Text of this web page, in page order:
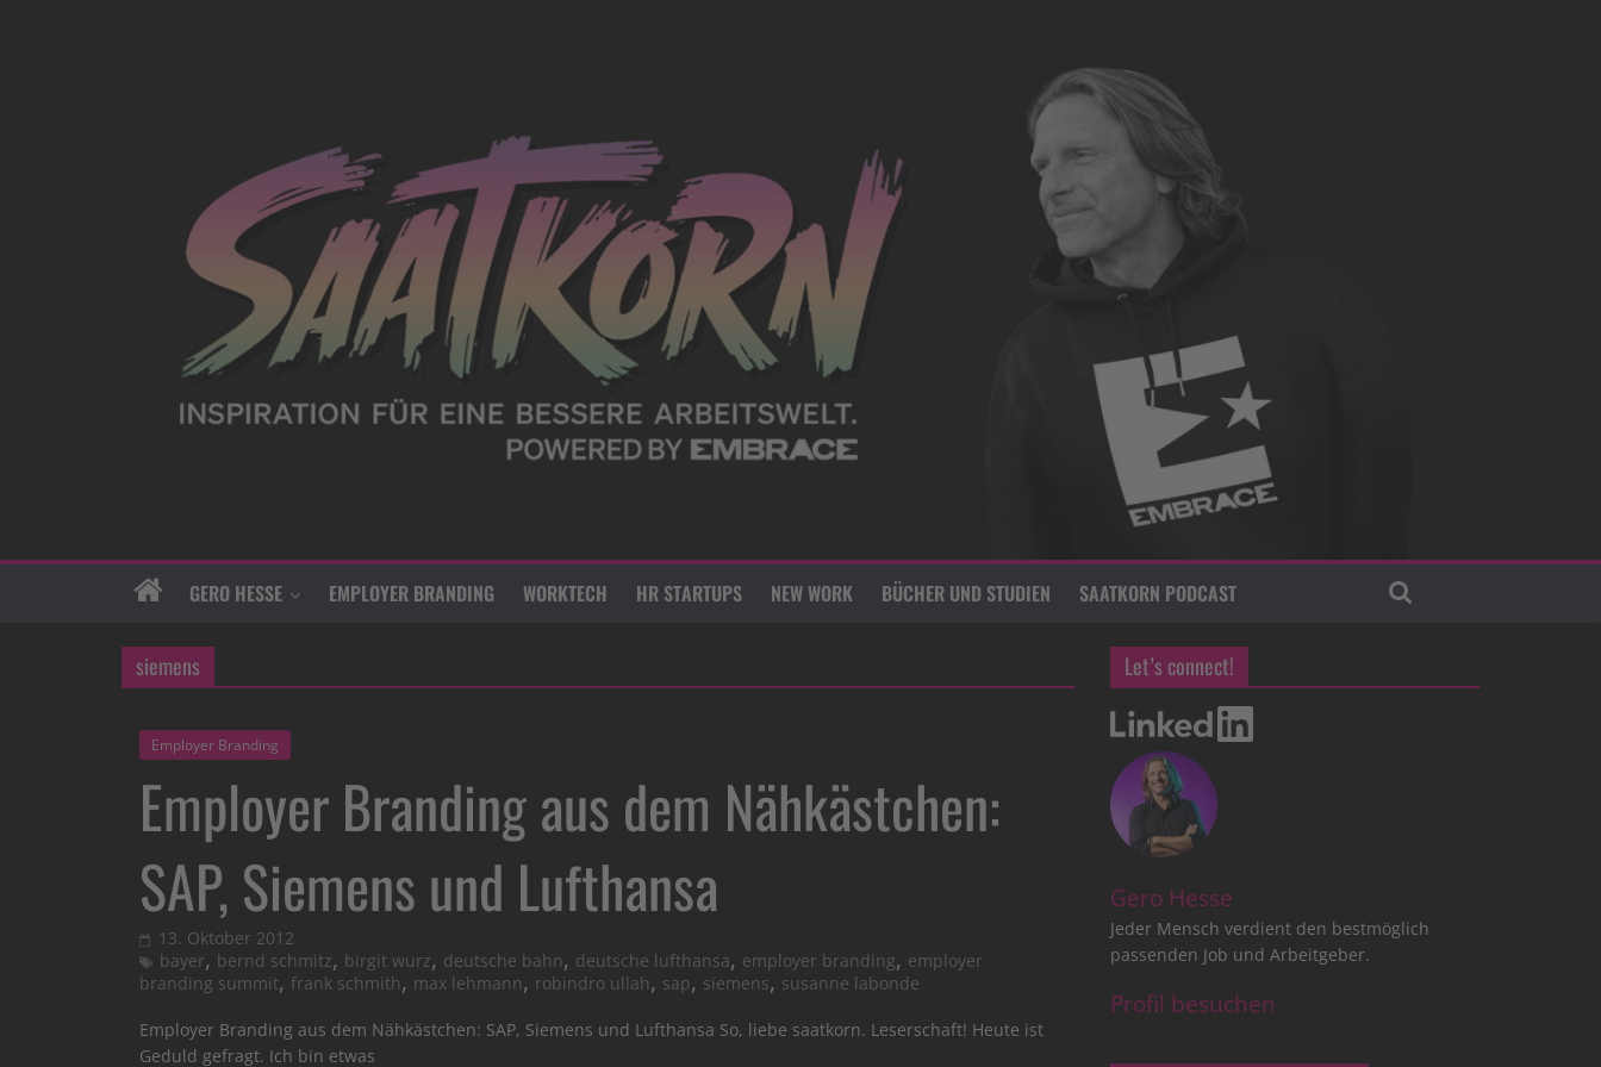
GERO HESSE EMPLOYER BRANDING WORKTECH HR STARTUPS NEW WORK BÜCHER UND STUDIEN SAATKORN PODCAST
siemens
Employer Branding
Employer Branding aus dem Nähkästchen:
SAP, Siemens und Lufthansa
13. Oktober 2012
bayer, bernd schmitz, birgit wurz, deutsche bahn, deutsche lufthansa, employer branding, employer
branding summit, frank schmith, max lehmann, robindro ullah, sap, siemens, susanne labonde
Employer Branding aus dem Nähkästchen: SAP, Siemens und Lufthansa So, liebe saatkorn. Leserschaft! Heute ist
Geduld gefragt. Ich bin etwas
Let’s connect!
Gero Hesse
Jeder Mensch verdient den bestmöglich
passenden Job und Arbeitgeber.
Profil besuchen